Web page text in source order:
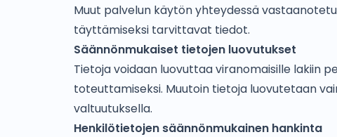
Muut palvelun käytön yhteydessä
täyttämiseksi tarvittavat tiedot.
Säännönmukaiset tietojen luovutukset
Tietoja voidaan luovuttaa viranomaisille lakiin
toteuttamiseksi. Muutoin tietoja luovutetaan
valtuutuksella.
Henkilötietojen säännönmukainen hankinta